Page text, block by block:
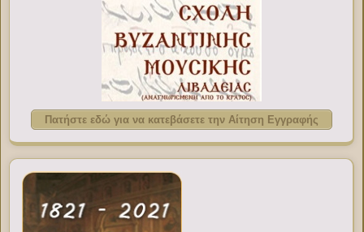
Πατήστε εδώ για να κατεβάσετε την Αίτηση Εγγραφής